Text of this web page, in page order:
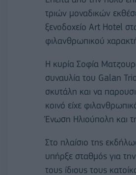
τριών μοναδικών
ξενοδοχείο Art Hotel
φιλανθρωπικού
Η κυρία Σοφία
συναυλία του Galan
σκυτάλη και να
κοινό είχε
Ένωση Ηλιούπολη και
Στο πλαίσιο της
υπήρξε σταθμός για
τους ίδιους τους